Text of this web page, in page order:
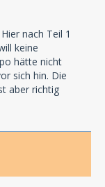
nach Teil 1
keine
hätte nicht
sich hin. Die
aber richtig